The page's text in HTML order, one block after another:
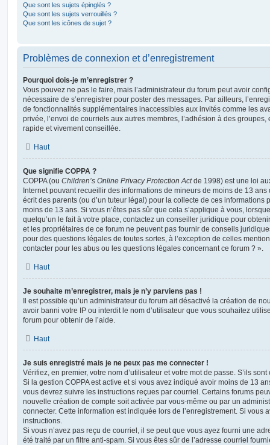
Que sont les sujets épinglés ?
Que sont les sujets verrouillés ?
Que sont les icônes de sujet ?
Problèmes de connexion et d’enregistrement
Pourquoi dois-je m’enregistrer ?
Vous pouvez ne pas le faire, mais l’administrateur du forum peut avoir
nécessaire de s’enregistrer pour poster des messages. Par ailleurs,
de fonctionnalités supplémentaires inaccessibles aux invités comme les
privée, l’envoi de courriels aux autres membres, l’adhésion à des groupes,
rapide et vivement conseillée.
Haut
Que signifie COPPA ?
COPPA (ou Children’s Online Privacy Protection Actde 1998) est une loi
Internet pouvant recueillir des informations de mineurs de moins de 13
écrit des parents (ou d’un tuteur légal) pour la collecte de ces informations
moins de 13 ans. Si vous n’êtes pas sûr que cela s’applique à vous,
quelqu’un le fait à votre place, contactez un conseiller juridique pour
et les propriétaires de ce forum ne peuvent pas fournir de conseils
pour des questions légales de toutes sortes, à l’exception de celles
contacter pour les abus ou les questions légales concernant ce forum ? ».
Haut
Je souhaite m’enregistrer, mais je n’y parviens pas !
Il est possible qu’un administrateur du forum ait désactivé la création de
avoir banni votre IP ou interdit le nom d’utilisateur que vous souhaitez
forum pour obtenir de l’aide.
Haut
Je suis enregistré mais je ne peux pas me connecter !
Vérifiez, en premier, votre nom d’utilisateur et votre mot de passe. S’ils
Si la gestion COPPA est active et si vous avez indiqué avoir moins de 13
vous devrez suivre les instructions reçues par courriel. Certains forums
nouvelle création de compte soit activée par vous-même ou par un
connecter. Cette information est indiquée lors de l’enregistrement. Si vous
instructions.
Si vous n’avez pas reçu de courriel, il se peut que vous ayez fourni une
été traité par un filtre anti-spam. Si vous êtes sûr de l’adresse courriel